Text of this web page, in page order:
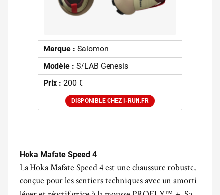
Marque : Salomon
Modèle : S/LAB Genesis
Prix : 200 €
DISPONIBLE CHEZ I-RUN.FR
Hoka Mafate Speed 4
La Hoka Mafate Speed 4 est une chaussure robuste,
conçue pour les sentiers techniques avec un amorti